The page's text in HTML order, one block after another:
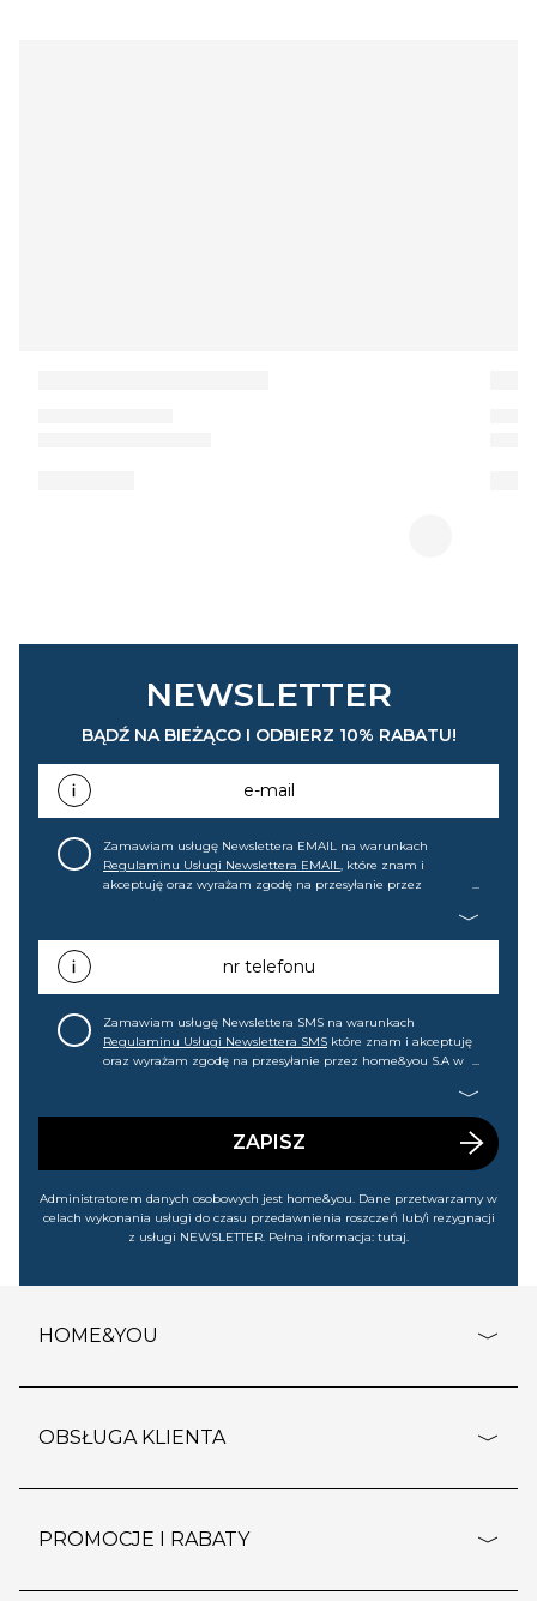
NEWSLETTER
BĄDŹ NA BIEŻĄCO I ODBIERZ 10% RABATU!
e-mail
Zamawiam usługę Newslettera EMAIL na warunkach
Regulaminu Usługi Newslettera EMAIL, które znam i
akceptuję oraz wyrażam zgodę na przesyłanie przez
promocjach, wyprzedażach). Wiem, że mogę tę zgodę w
każdej chwili cofnąć.nr telefonu
Zamawiam usługę Newslettera SMS na warunkach
Regulaminu Usługi Newslettera SMS które znam i akceptuję
oraz wyrażam zgodę na przesyłanie przez home&you S.A w
wyprzedażach). Wiem, że mogę tę zgodę w każdej chwili
ZAPISZ
Administratorem danych osobowych jest home&you. Dane przetwarzamy w
celach wykonania usługi do czasu przedawnienia roszczeń lub/i rezygnacji
z usługi NEWSLETTER. Pełna informacja: tutaj.
HOME&YOU
o firmie
polityka prywatności
kontakt
OBSŁUGA KLIENTA
dostawy i płatność
PROMOCJE I RABATY